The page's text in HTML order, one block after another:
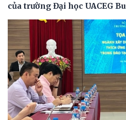
của trường Đại học UACEG